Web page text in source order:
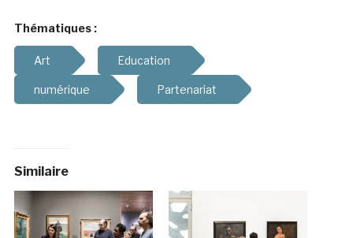
Thématiques :
Art Education
numérique Partenariat
Similaire